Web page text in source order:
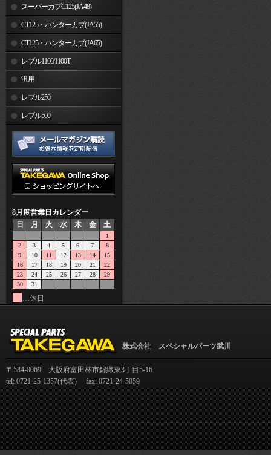
スーパーカブC125(JA48)
CT125・ハンターカブ(JA55)
CT125・ハンターカブ(JA65)
レブル1100/1100T
汎用
レブル250
レブル500
8月度営業日カレンダー
日
月 火 水 木 金 土
1
2
3 4 5 6 7
8
9
10 11 12 13 14
15
16
17 18 19 20 21
22
23
24 25 26 27 28
29
30
31
…休日
株式会社 スペシャルパーツ武川
〒584-0069 大阪府富田林市錦織東3丁目5-16
tel: 0721-25-1357(代表) fax: 0721-24-5059